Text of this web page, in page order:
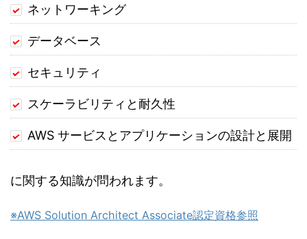
ネットワーキング
データベース
セキュリティ
スケーラビリティと耐久性
AWS サービスとアプリケーションの設計と展開
に関する知識が問われます。
※AWS Solution Architect Associate認定資格参照